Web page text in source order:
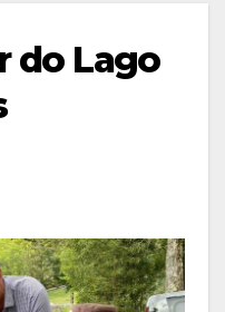
do Lago